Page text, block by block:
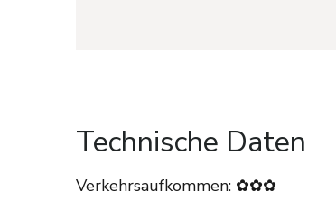
Technische Daten
Verkehrsaufkommen: ✿✿✿